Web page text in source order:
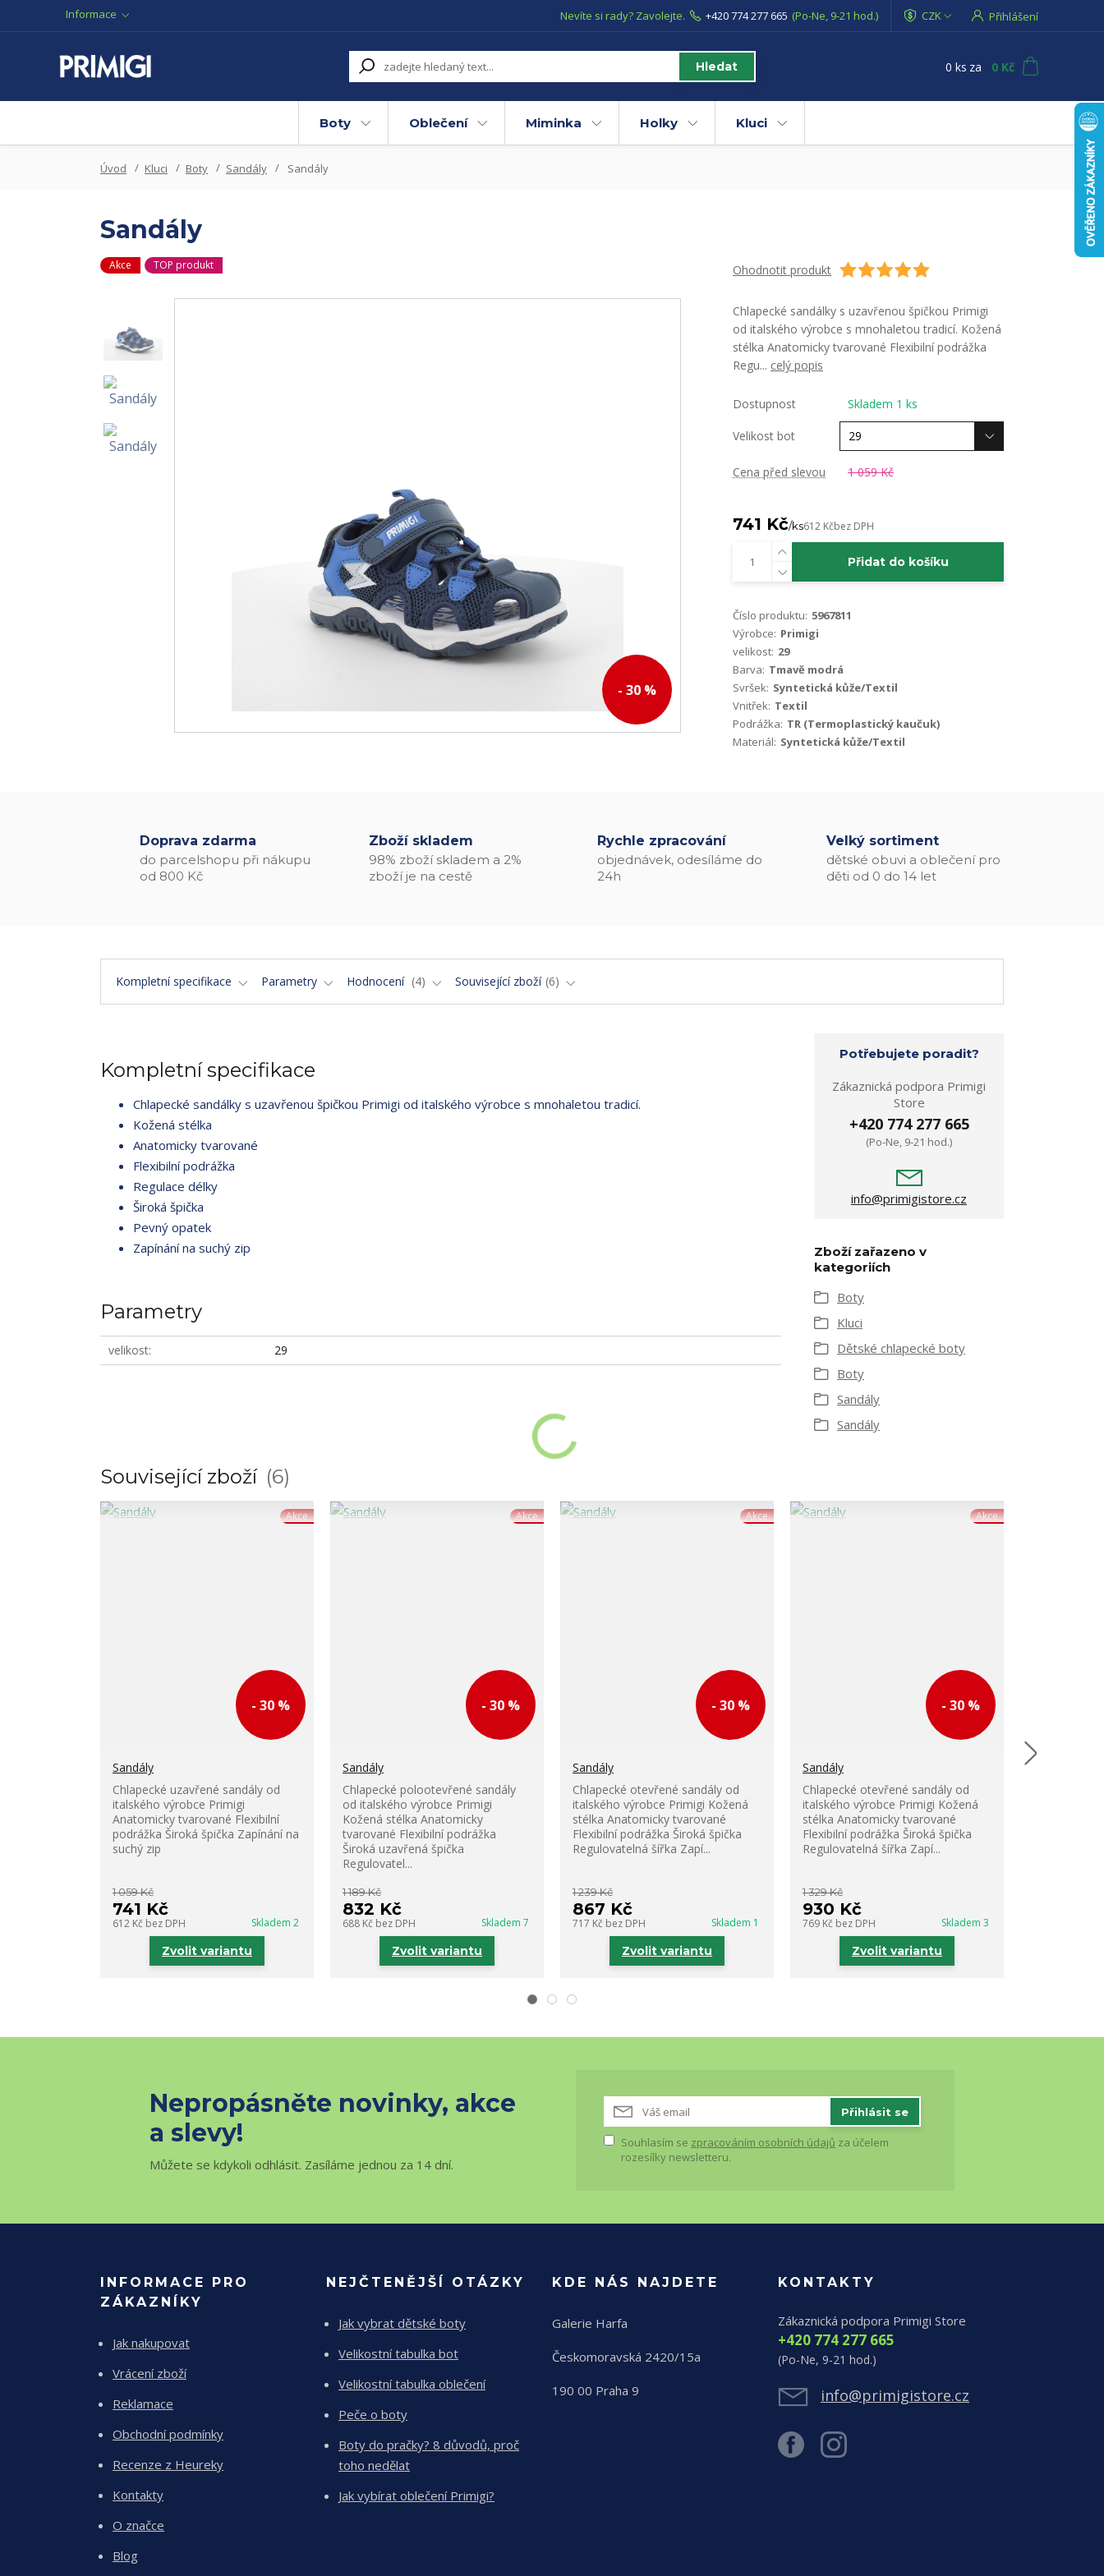
Informace CZK Přihlášení
Hledat
Nevíte si rady? Zavolejte. +420 774 277 665 (Po-Ne, 9-21 hod.)
0 ks za 0 Kč
Boty Oblečení Miminka Holky Kluci
Úvod Kluci Boty Sandály Sandály
Sandály
Akce TOP produkt
- 30 %
Ohodnotit produkt
Chlapecké sandálky s uzavřenou špičkou Primigi
od italského výrobce s mnohaletou tradicí. Kožená
stélka Anatomicky tvarované Flexibilní podrážka
Regu... celý popis
Dostupnost Skladem 1 ks
Velikost bot
Cena před slevou 1 059 Kč
741 Kč/ks612 Kčbez DPH
Přidat do košíku
Číslo produktu: 5967811
Výrobce: Primigi
velikost: 29
Barva: Tmavě modrá
Svršek: Syntetická kůže/Textil
Vnitřek: Textil
Podrážka: TR (Termoplastický kaučuk)
Materiál: Syntetická kůže/Textil
Doprava zdarma
do parcelshopu při nákupu
od 800 Kč
Zboží skladem
98% zboží skladem a 2%
zboží je na cestě
Rychle zpracování
objednávek, odesíláme do
24h
Velký sortiment
dětské obuvi a oblečení pro
děti od 0 do 14 let
Kompletní specifikace Parametry Hodnocení 4 Související zboží 6
Kompletní specifikace
Chlapecké sandálky s uzavřenou špičkou Primigi od italského výrobce s mnohaletou tradicí.
Kožená stélka
Anatomicky tvarované
Flexibilní podrážka
Regulace délky
Široká špička
Pevný opatek
Zapínání na suchý zip
Parametry
velikost 29
Potřebujete poradit?
Zákaznická podpora Primigi
Store
+420 774 277 665
(Po-Ne, 9-21 hod.)
info@primigistore.cz
Zboží zařazeno v
kategoriích
Boty
Kluci
Dětské chlapecké boty
Boty
Sandály
Sandály
Související zboží 6
Akce
- 30 %
Sandály
Chlapecké uzavřené sandály od
italského výrobce Primigi
Anatomicky tvarované Flexibilní
podrážka Široká špička Zapínání na
suchý zip
1 059 Kč
741 Kč
612 Kč bez DPH Skladem 2
Zvolit variantu
Akce
- 30 %
Sandály
Chlapecké polootevřené sandály
od italského výrobce Primigi
Kožená stélka Anatomicky
tvarované Flexibilní podrážka
Široká uzavřená špička
Regulovatel...
1 189 Kč
832 Kč
688 Kč bez DPH Skladem 7
Zvolit variantu
Akce
- 30 %
Sandály
Chlapecké otevřené sandály od
italského výrobce Primigi Kožená
stélka Anatomicky tvarované
Flexibilní podrážka Široká špička
Regulovatelná šířka Zapí...
1 239 Kč
867 Kč
717 Kč bez DPH Skladem 1
Zvolit variantu
Akce
- 30 %
Sandály
Chlapecké otevřené sandály od
italského výrobce Primigi Kožená
stélka Anatomicky tvarované
Flexibilní podrážka Široká špička
Regulovatelná šířka Zapí...
1 329 Kč
930 Kč
769 Kč bez DPH Skladem 3
Zvolit variantu
Nepropásněte novinky, akce
a slevy!
Můžete se kdykoli odhlásit. Zasíláme jednou za 14 dní.
Přihlásit se
Souhlasím se zpracováním osobních údajů za účelem
rozesílky newsletteru.
INFORMACE PRO
ZÁKAZNÍKY
Jak nakupovat
Vrácení zboží
Reklamace
Obchodní podmínky
Recenze z Heureky
Kontakty
O značce
Blog
NEJČTENĚJŠÍ OTÁZKY
Jak vybrat dětské boty
Velikostní tabulka bot
Velikostní tabulka oblečení
Peče o boty
Boty do pračky? 8 důvodů, proč
toho nedělat
Jak vybírat oblečení Primigi?
KDE NÁS NAJDETE
Galerie Harfa
Českomoravská 2420/15a
190 00 Praha 9
KONTAKTY
Zákaznická podpora Primigi Store
+420 774 277 665
(Po-Ne, 9-21 hod.)
info@primigistore.cz